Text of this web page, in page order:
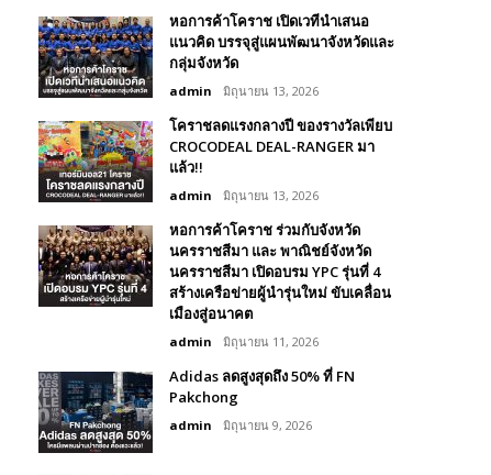
หอการค้าโคราช เปิดเวทีนำเสนอ
แนวคิด บรรจุสู่แผนพัฒนาจังหวัดและ
กลุ่มจังหวัด
admin มิถุนายน 13, 2026
โคราชลดแรงกลางปี ของรางวัลเพียบ
CROCODEAL DEAL-RANGER มา
แล้ว!!
admin มิถุนายน 13, 2026
หอการค้าโคราช ร่วมกับจังหวัด
นครราชสีมา และ พาณิชย์จังหวัด
นครราชสีมา เปิดอบรม YPC รุ่นที่ 4
สร้างเครือข่ายผู้นำรุ่นใหม่ ขับเคลื่อน
เมืองสู่อนาคต
admin มิถุนายน 11, 2026
Adidas ลดสูงสุดถึง 50% ที่ FN
Pakchong
admin มิถุนายน 9, 2026